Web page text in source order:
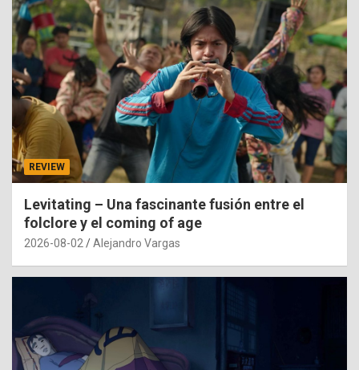
REVIEW
Levitating – Una fascinante fusión entre el
folclore y el coming of age
2026-08-02 Alejandro Vargas